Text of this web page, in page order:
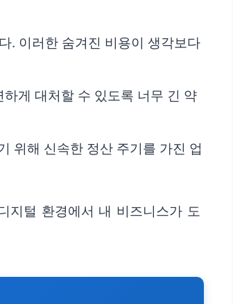
. 이러한 숨겨진 비용이 생각보다
게 대처할 수 있도록 너무 긴 약
위해 신속한 정산 주기를 가진 업
지털 환경에서 내 비즈니스가 도